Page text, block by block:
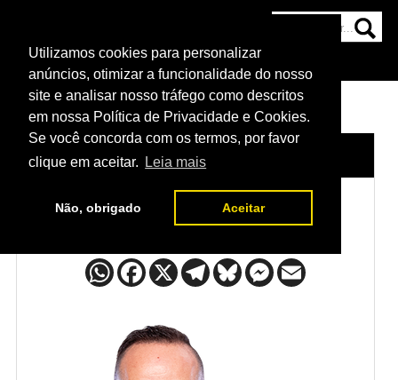
Utilizamos cookies para personalizar
anúncios, otimizar a funcionalidade do nosso
site e analisar nosso tráfego como descritos
em nossa Política de Privacidade e Cookies.
Se você concorda com os termos, por favor
clique em aceitar.
Leia mais
Não, obrigado Aceitar
NOTÍCIAS
HOME LUTADORES /
Yohan Lainesse